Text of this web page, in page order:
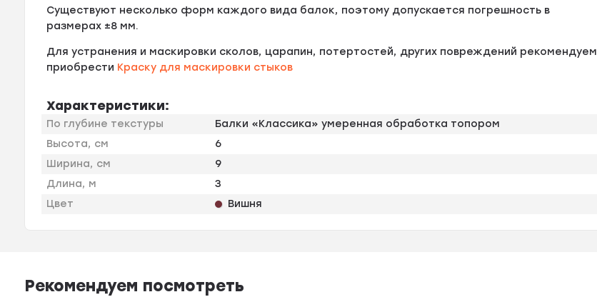
Существуют несколько форм каждого вида балок, поэтому допускается погрешность в
размерах ±8 мм.
Для устранения и маскировки сколов, царапин, потертостей, других повреждений рекомендуем
приобрести Краску для маскировки стыков
Характеристики:
По глубине текстуры
Балки «Классика» умеренная обработка топором
Высота, см
6
Ширина, см
9
Длина, м
3
Цвет
Вишня
Рекомендуем посмотреть